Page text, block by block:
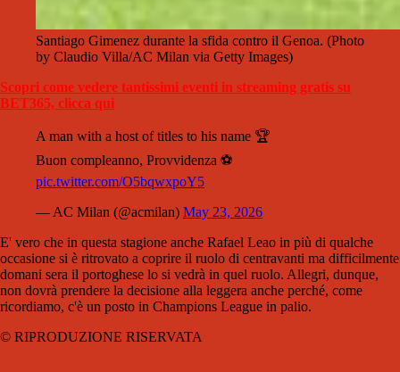
Santiago Gimenez durante la sfida contro il Genoa. (Photo
by Claudio Villa/AC Milan via Getty Images)
Scopri come vedere tantissimi eventi in streaming gratis su
BET365, clicca qui
A man with a host of titles to his name 🏆
Buon compleanno, Provvidenza ⚽
pic.twitter.com/O5bqwxpoY5
— AC Milan (@acmilan) May 23, 2026
E' vero che in questa stagione anche Rafael Leao in più di qualche
occasione si è ritrovato a coprire il ruolo di centravanti ma difficilmente
domani sera il portoghese lo si vedrà in quel ruolo. Allegri, dunque,
non dovrà prendere la decisione alla leggera anche perché, come
ricordiamo, c'è un posto in Champions League in palio.
© RIPRODUZIONE RISERVATA